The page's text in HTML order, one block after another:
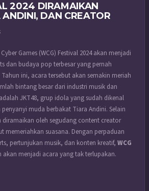
2024 DIRAMAIKAN
DAN CREATOR
Games (WCG) Festival 2024 akan menjadi
dan budaya pop terbesar yang pernah
ini, acara tersebut akan semakin meriah
bintang besar dari industri musik dan
JKT48, grup idola yang sudah dikenal
muda berbakat Tiara Andini. Selain
oleh segudang content creator
memeriahkan suasana. Dengan perpaduan
pertunjukan musik, dan konten kreatif, WCG
akan menjadi acara yang tak terlupakan.